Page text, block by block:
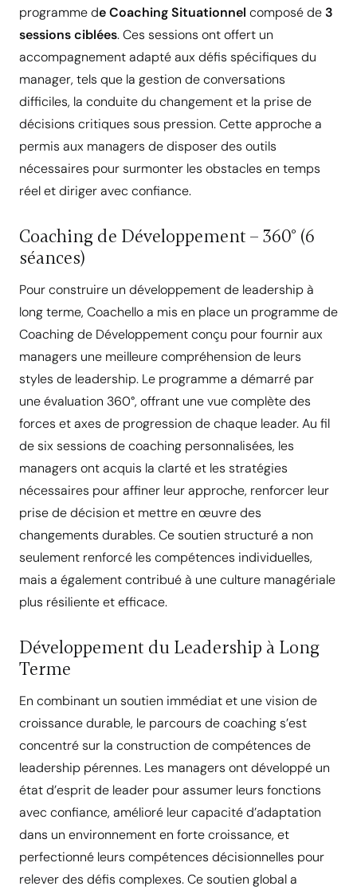
programme de Coaching Situationnel composé de 3
sessions ciblées. Ces sessions ont offert un
accompagnement adapté aux défis spécifiques du
manager, tels que la gestion de conversations
difficiles, la conduite du changement et la prise de
décisions critiques sous pression. Cette approche a
permis aux managers de disposer des outils
nécessaires pour surmonter les obstacles en temps
réel et diriger avec confiance.
Coaching de Développement – 360° (6
séances)
Pour construire un développement de leadership à
long terme, Coachello a mis en place un programme de
Coaching de Développement conçu pour fournir aux
managers une meilleure compréhension de leurs
styles de leadership. Le programme a démarré par
une évaluation 360°, offrant une vue complète des
forces et axes de progression de chaque leader. Au fil
de six sessions de coaching personnalisées, les
managers ont acquis la clarté et les stratégies
nécessaires pour affiner leur approche, renforcer leur
prise de décision et mettre en œuvre des
changements durables. Ce soutien structuré a non
seulement renforcé les compétences individuelles,
mais a également contribué à une culture managériale
plus résiliente et efficace.
Développement du Leadership à Long
Terme
En combinant un soutien immédiat et une vision de
croissance durable, le parcours de coaching s’est
concentré sur la construction de compétences de
leadership pérennes. Les managers ont développé un
état d’esprit de leader pour assumer leurs fonctions
avec confiance, amélioré leur capacité d’adaptation
dans un environnement en forte croissance, et
perfectionné leurs compétences décisionnelles pour
relever des défis complexes. Ce soutien global a